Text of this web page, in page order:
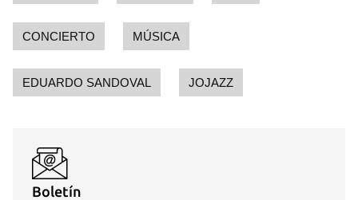
CONCIERTO MÚSICA
EDUARDO SANDOVAL JOJAZZ
Boletín